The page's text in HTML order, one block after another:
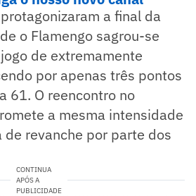
a final da
o Flamengo sagrou-se
de extremamente
por apenas três pontos
61. O reencontro no
a mesma intensidade
de revanche por parte dos
CONTINUA
APÓS A
PUBLICIDADE